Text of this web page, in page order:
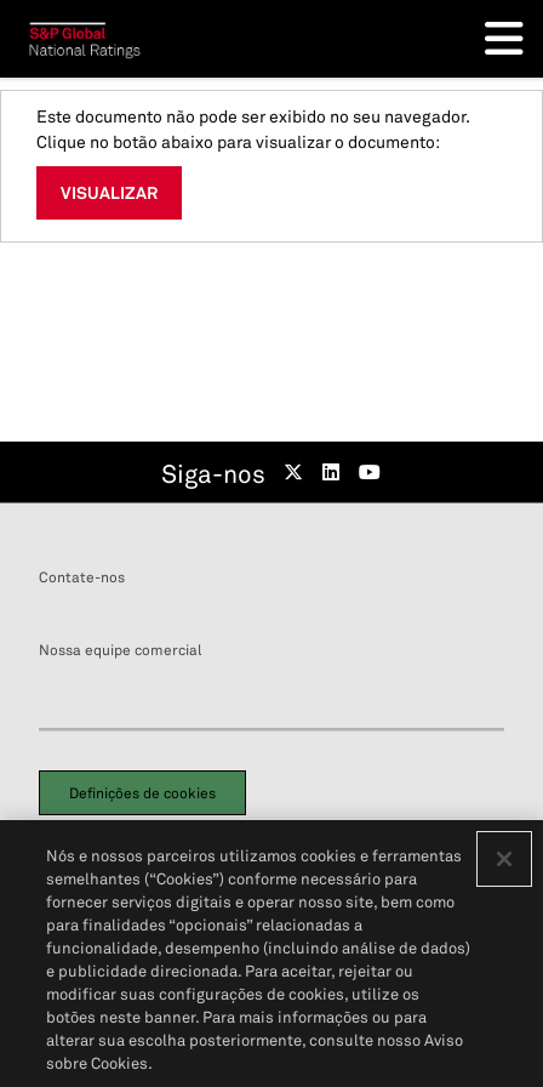
Este documento não pode ser exibido no seu navegador.
Clique no botão abaixo para visualizar o documento:
VISUALIZAR
Siga-nos
Contate-nos
Nossa equipe comercial
Definições de cookies
Política de PrivacidadePortal de privacidade do cliente (em inglês)
Não Venda Minhas Informações Pessoais© 2026 S&P Global
Nós e nossos parceiros utilizamos cookies e ferramentas
semelhantes (“Cookies”) conforme necessário para
fornecer serviços digitais e operar nosso site, bem como
para finalidades “opcionais” relacionadas a
funcionalidade, desempenho (incluindo análise de dados)
e publicidade direcionada. Para aceitar, rejeitar ou
modificar suas configurações de cookies, utilize os
botões neste banner. Para mais informações ou para
alterar sua escolha posteriormente, consulte nosso Aviso
sobre Cookies.